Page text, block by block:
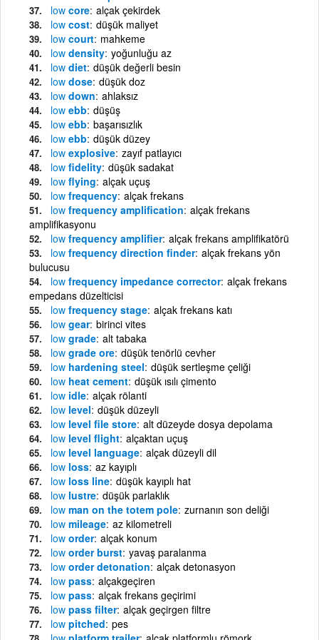
low core alçak çekirdek
low cost düşük maliyet
low court mahkeme
low density yoğunluğu az
low diet düşük değerli besin
low dose düşük doz
low down ahlaksız
low ebb düşüş
low ebb başarısızlık
low ebb düşük düzey
low explosive zayıf patlayıcı
low fidelity düşük sadakat
low flying alçak uçuş
low frequency alçak frekans
low frequency amplification alçak frekans
amplifikasyonu
low frequency amplifier alçak frekans amplifikatörü
low frequency direction finder alçak frekans yön
bulucusu
low frequency impedance corrector alçak frekans
empedans düzelticisi
low frequency stage alçak frekans katı
low gear birinci vites
low grade alt tabaka
low grade ore düşük tenörlü cevher
low hardening steel düşük sertleşme çeliği
low heat cement düşük ısılı çimento
low idle alçak rölanti
low level düşük düzeyli
low level file store alt düzeyde dosya depolama
low level flight alçaktan uçuş
low level language alçak düzeyli dil
low loss az kayıplı
low loss line düşük kayıplı hat
low lustre düşük parlaklık
low man on the totem pole zurnanın son deliği
low mileage az kilometreli
low order alçak konum
low order burst yavaş paralanma
low order detonation alçak detonasyon
low pass alçakgeçiren
low pass alçak frekans geçirimi
low pass filter alçak geçirgen filtre
low pitched pes